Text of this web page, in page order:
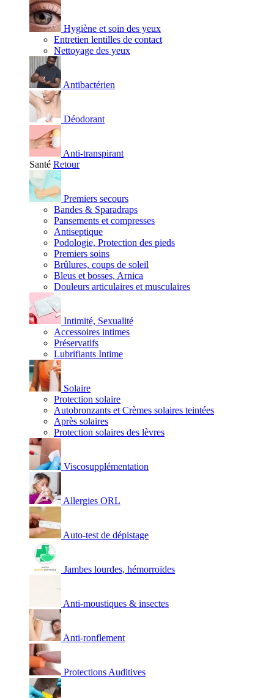
Hygiène et soin des yeux
Entretien lentilles de contact
Nettoyage des yeux
Antibactérien
Déodorant
Anti-transpirant
Santé Retour
Premiers secours
Bandes & Sparadraps
Pansements et compresses
Antiseptique
Podologie, Protection des pieds
Premiers soins
Brûlures, coups de soleil
Bleus et bosses, Arnica
Douleurs articulaires et musculaires
Intimité, Sexualité
Accessoires intimes
Préservatifs
Lubrifiants Intime
Solaire
Protection solaire
Autobronzants et Crèmes solaires teintées
Après solaires
Protection solaires des lèvres
Viscosupplémentation
Allergies ORL
Auto-test de dépistage
Jambes lourdes, hémorroïdes
Anti-moustiques & insectes
Anti-ronflement
Protections Auditives